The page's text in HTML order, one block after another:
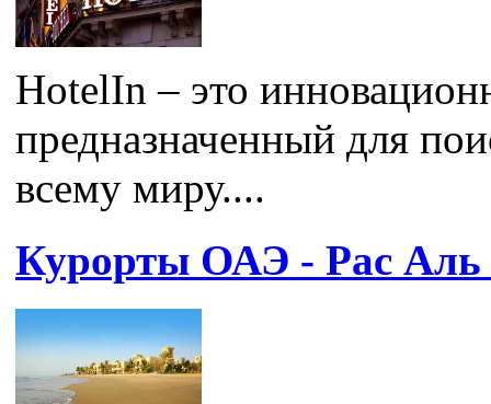
HotelIn – это
предназначенный для
всему миру....
Курорты ОАЭ - Рас